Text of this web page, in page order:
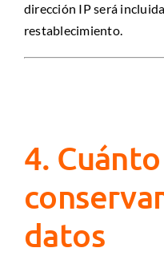
dirección IP será
restablecimiento.
4.
datos